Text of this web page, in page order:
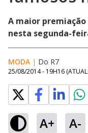
A maior
nesta segunda-
MODA | Do R7
25/08/2014 - 19H16
A+ A-